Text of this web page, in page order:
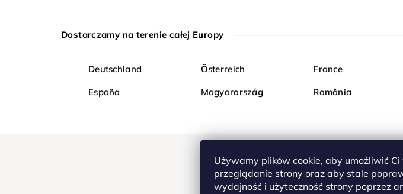
Używamy plików cookie, aby umożliwić
przeglądanie strony oraz aby stale
wydajność i użyteczność strony poprzez
Dostarczamy na terenie całej Europy
Deutschland Österreich France
España Magyarország România